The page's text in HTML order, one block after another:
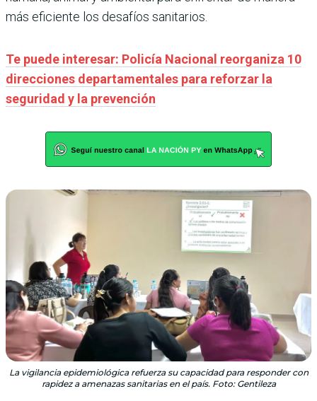
más eficiente los desafíos sanitarios.
Te puede interesar: Policía Nacional reorganiza 10
direcciones departamentales para reforzar la
seguridad y la prevención
La vigilancia epidemiológica refuerza su capacidad para responder con
rapidez a amenazas sanitarias en el país. Foto: Gentileza